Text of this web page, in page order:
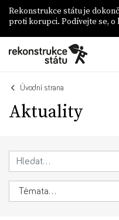
Rekonstrukce státu je
proti korupci. Podívejte se, o
Úvodní strana
Aktuality